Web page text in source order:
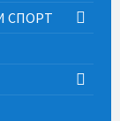
СПОРТ